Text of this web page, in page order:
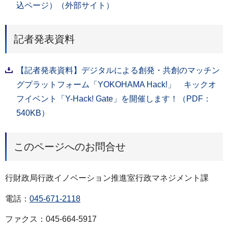
込ページ）（外部サイト）
記者発表資料
【記者発表資料】デジタルによる創発・共創のマッチン
グプラットフォーム「YOKOHAMA Hack!」 キックオ
フイベント「Y-Hack! Gate」を開催します！（PDF：
540KB）
このページへのお問合せ
行財政局行政イノベーション推進室行政マネジメント課
電話： 045-671-2118
ファクス：045-664-5917